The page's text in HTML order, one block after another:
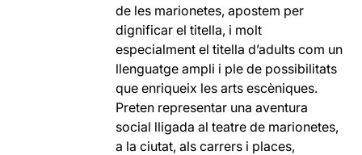
de les marionetes, apostem per
dignificar el titella, i molt
especialment el titella d’adults com un
llenguatge ampli i ple de possibilitats
que enriqueix les arts escèniques.
Preten representar una aventura
social lligada al teatre de marionetes,
a la ciutat, als carrers i places,